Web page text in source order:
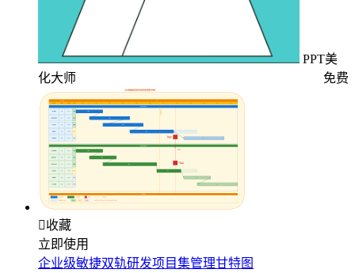
PPT美
化大师
免费
收藏
立即使用
企业级敏捷双轨研发项目集管理甘特图